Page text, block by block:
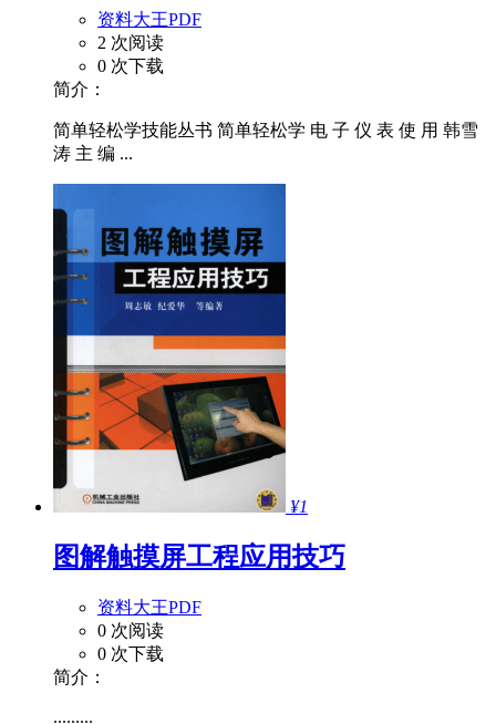
资料大王PDF
2 次阅读
0 次下载
简介：
简单轻松学技能丛书 简单轻松学 电 子 仪 表 使 用 韩雪
涛 主 编 ...
¥1
图解触摸屏工程应用技巧
资料大王PDF
0 次阅读
0 次下载
简介：
.........